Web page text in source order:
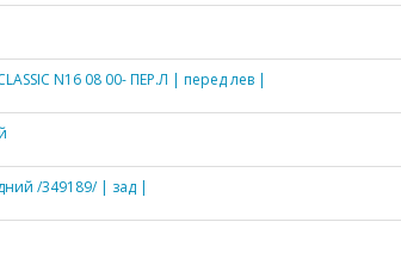
N16 08 00- ПЕР.Л | перед лев |
/349189/ | зад |